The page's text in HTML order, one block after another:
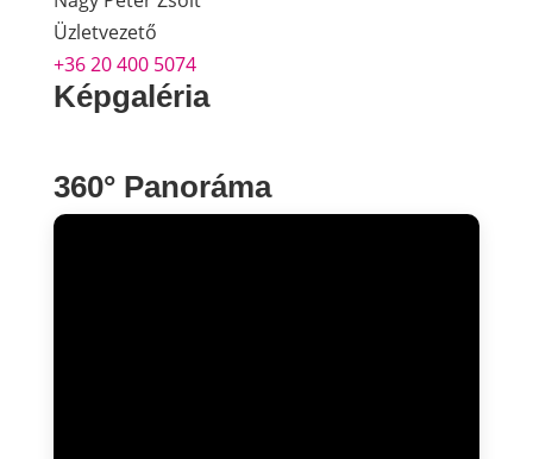
Üzletvezető
+36 20 400 5074
Képgaléria
360° Panoráma